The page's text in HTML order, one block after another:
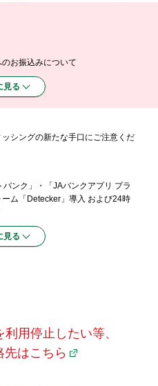
お振込みについて
見る
シングの新たな手口にご注意くだ
バンク」・「JAバンクアプリ プラ
ム「Detecker」導入 および24時
見る
用停止したい等、
先はこちら